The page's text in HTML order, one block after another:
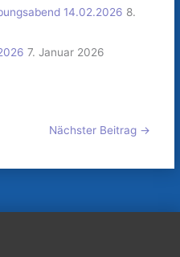
14.02.2026 8.
7. Januar 2026
Nächster Beitrag →